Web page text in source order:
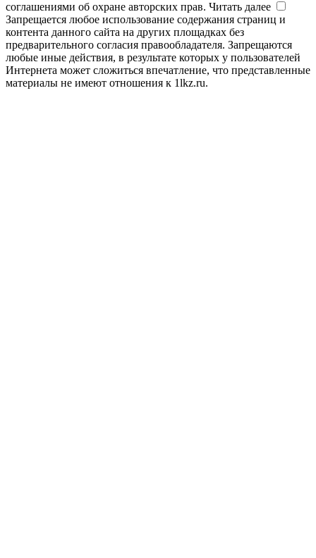
соглашениями об охране авторских прав. Читать далее
Запрещается любое использование содержания страниц и
контента данного сайта на других площадках без
предварительного согласия правообладателя. Запрещаются
любые иные действия, в результате которых у пользователей
Интернета может сложиться впечатление, что представленные
материалы не имеют отношения к 1lkz.ru.